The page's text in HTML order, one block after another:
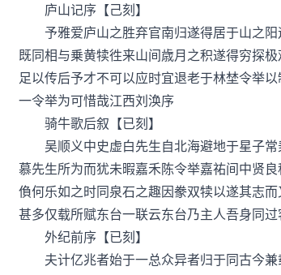
庐山记序【己刻】
予雅爱庐山之胜弃官南归遂得居于山之阳
既同相与乗黄犊徃来山间歳月之积遂得穷探
足以传后予才不可以应时宜退老于林埜令举
一令举为可惜哉江西刘涣序
骑牛歌后叙【已刻】
吴顺义中史虚白先生自北海避地于星子常
慕先生所为而犹未暇嘉禾陈令举嘉祐间中贤
偩何乐如之时同泉石之趣因豢双犊以遂其志
甚多仅载所赋东台一联云东台乃主人吾身同
外纪前序【已刻】
夫计亿兆者始于一总众异者归于同古今兼